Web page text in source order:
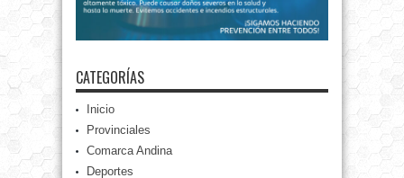
CATEGORÍAS
Inicio
Provinciales
Comarca Andina
Deportes